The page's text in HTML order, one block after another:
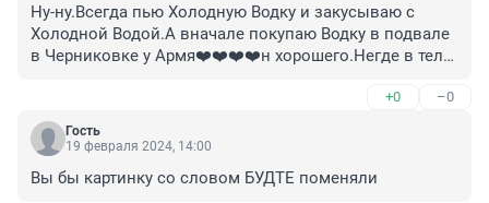
Ну-ну.Всегда пью Холодную Водку и закусываю с
Холодной Водой.А вначале покупаю Водку в подвале
в Черниковке у Армя❤️❤️❤️❤️н хорошего.Негде в теле
+0 –0
Гость
19 февраля 2024, 14:00
Вы бы картинку со словом БУДТЕ поменяли